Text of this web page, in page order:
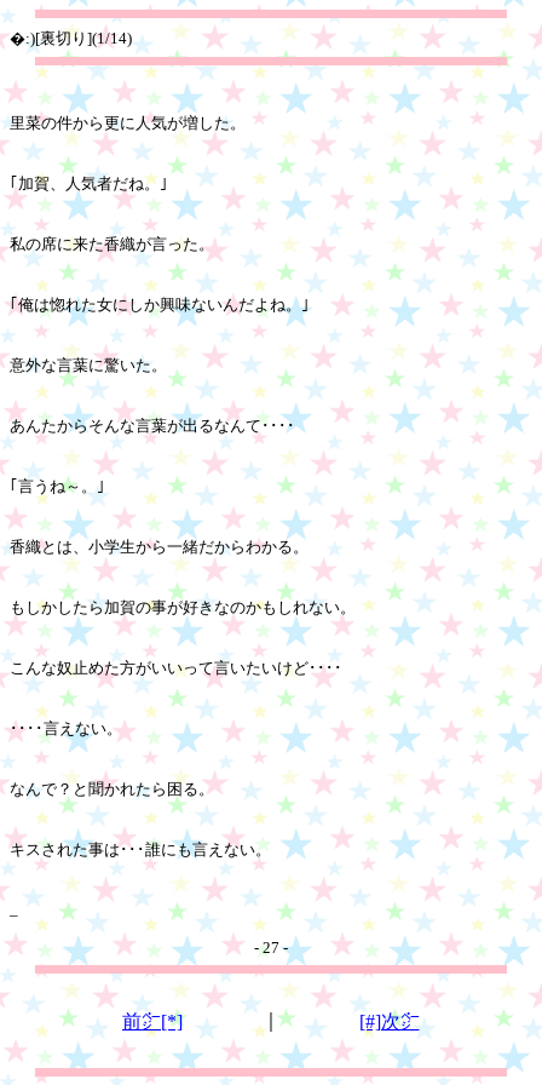
�:)[裏切り](1/14)
里菜の件から更に人気が増した。
｢加賀、人気者だね。｣
私の席に来た香織が言った。
｢俺は惚れた女にしか興味ないんだよね。｣
意外な言葉に驚いた。
あんたからそんな言葉が出るなんて････
｢言うね～。｣
香織とは、小学生から一緒だからわかる。
もしかしたら加賀の事が好きなのかもしれない。
こんな奴止めた方がいいって言いたいけど････
････言えない。
なんで？と聞かれたら困る。
キスされた事は･･･誰にも言えない。
- 27 -
前㌻[*] ｜ [#]次㌻